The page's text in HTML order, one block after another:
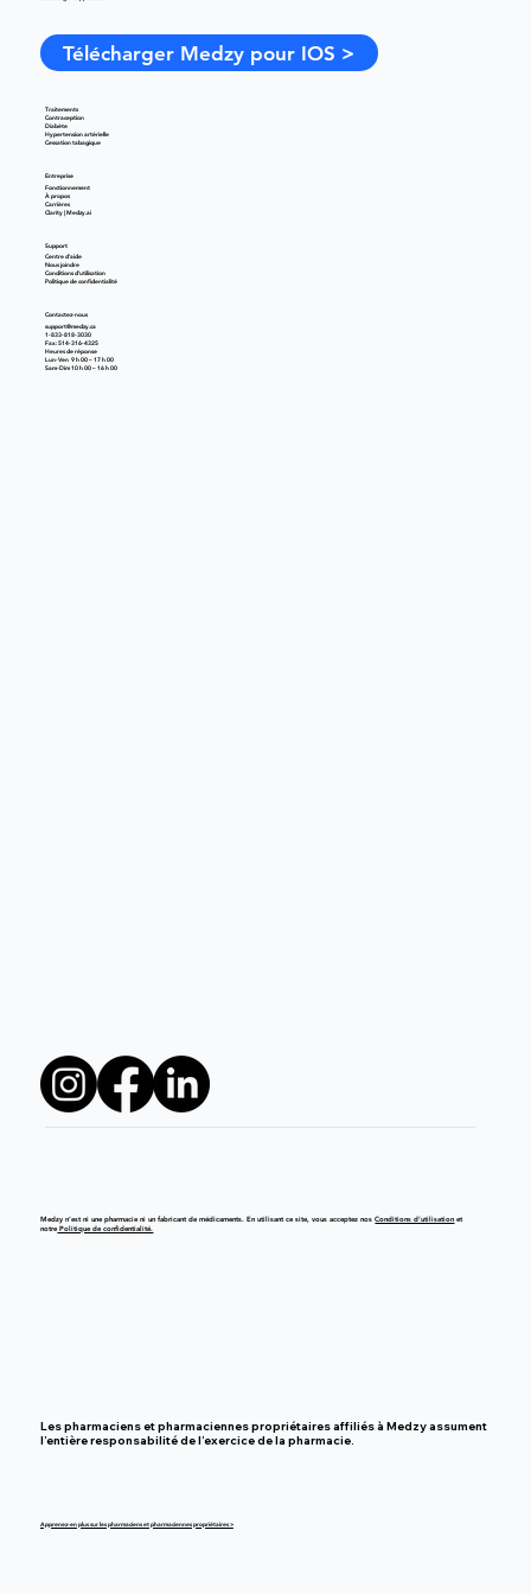
Apprenez-en plus sur les pharmaciens et pharmaciennes propriétaires >
Télécharger Medzy pour IOS >
Traitements
Contraception
Diabète
Hypertension artérielle
Cessation tabagique
Entreprise
Fonctionnement
À propos
Carrières
Clarity | Medzy.ai
Support
Centre d'aide
Nous joindre
Conditions d'utilisation
Politique de confidentialité
Contactez-nous
support@medzy.ca
1-833-818-3030
Fax: 514-316-4325
Heures de réponse
Lun-Ven 9 h 00 – 17 h 00
Sam-Dim 10 h 00 – 16 h 00
Les pharmaciens et pharmaciennes propriétaires affiliés à Medzy assument
l’entière responsabilité de l’exercice de la pharmacie.
Medzy n’est ni une pharmacie ni un fabricant de médicaments. En utilisant ce site, vous acceptez nosConditions d’utilisation et
notrePolitique de confidentialité.